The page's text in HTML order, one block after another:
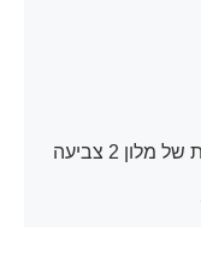
מפלצת של מלון 2 צביעה